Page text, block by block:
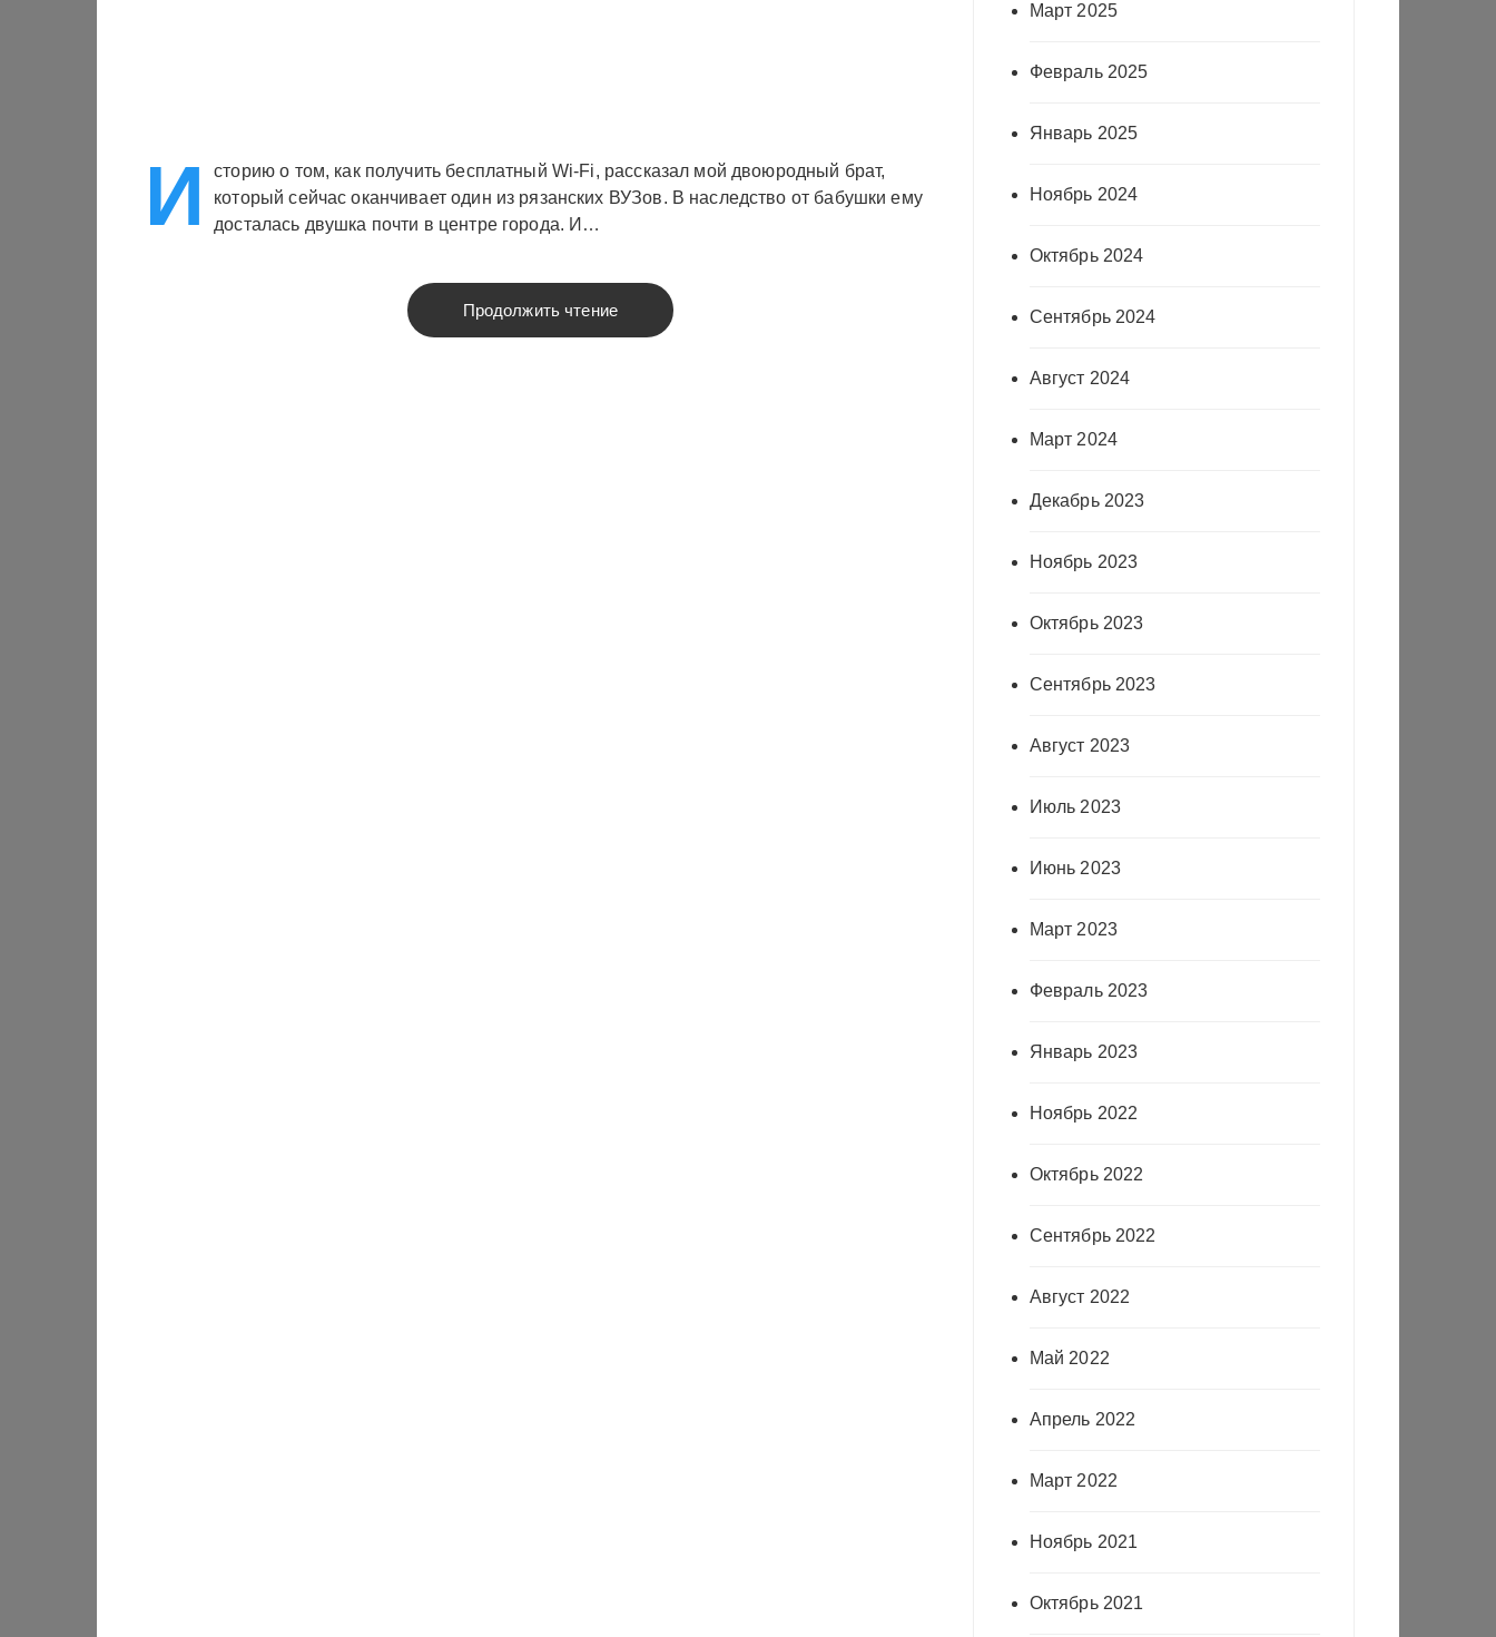
И
сторию о том, как получить бесплатный Wi-Fi, рассказал мой двоюродный брат,
который сейчас оканчивает один из рязанских ВУЗов. В наследство от бабушки ему
досталась двушка почти в центре города. И…
Продолжить чтение
Март 2025
Февраль 2025
Январь 2025
Ноябрь 2024
Октябрь 2024
Сентябрь 2024
Август 2024
Март 2024
Декабрь 2023
Ноябрь 2023
Октябрь 2023
Сентябрь 2023
Август 2023
Июль 2023
Июнь 2023
Март 2023
Февраль 2023
Январь 2023
Ноябрь 2022
Октябрь 2022
Сентябрь 2022
Август 2022
Май 2022
Апрель 2022
Март 2022
Ноябрь 2021
Октябрь 2021